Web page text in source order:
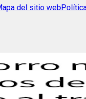
del sitio web